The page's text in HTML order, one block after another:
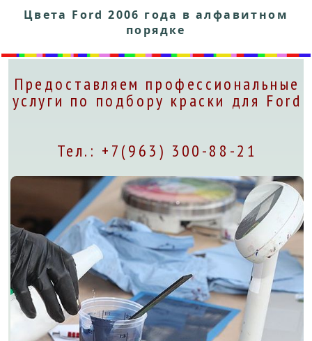
Цвета Ford 2006 года в алфавитном
порядке
Предоставляем профессиональные
услуги по подбору краски для Ford
Тел.: +7(963) 300-88-21